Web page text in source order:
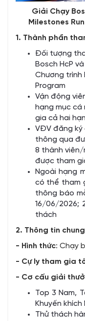
Giải Chạy
Milestones
1. Thành phần
Đối tượng
Bosch HcP
Chương trình
Program
Vận động
hạng mục
gia cả hai
VĐV đăng ký
thông qua
8 thành viên/
được tham
Ngoài hạng
có thể tham
thông báo
16/06/2026;
thách
2. Thông tin chung
- Hình thức: Chạy
- Cự ly tham gia
- Cơ cấu giải
Top 3 Nam,
Khuyến khích
Thử thách